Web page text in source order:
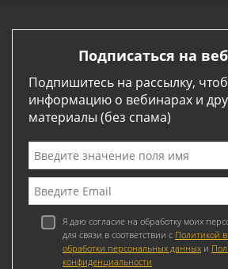
Подписаться на
Подпишитесь на рассылку,
информацию о вебинарах и
материалы (без спама)
Я даю согласие на обработку моих
для связи в соответствии с Политикой
обработки персональных данных и
конфиденциальности